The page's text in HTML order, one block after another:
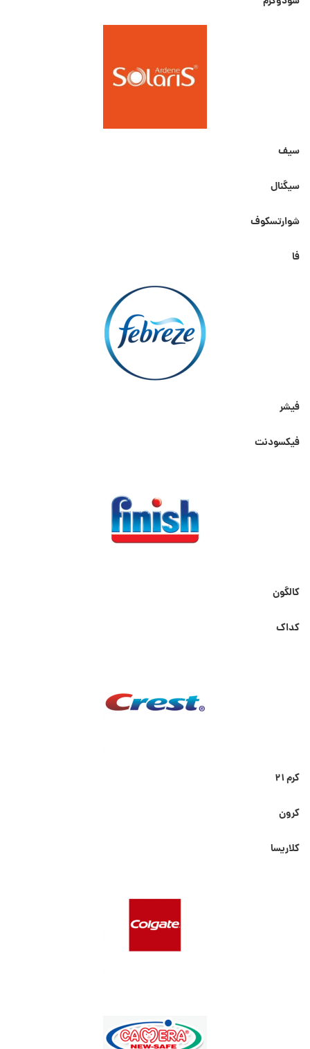
سیف
سیگنال
شوارتسکوف
فا
فیشر
فیکسودنت
کالگون
کداک
کرم ۲۱
کرون
کلاریسا